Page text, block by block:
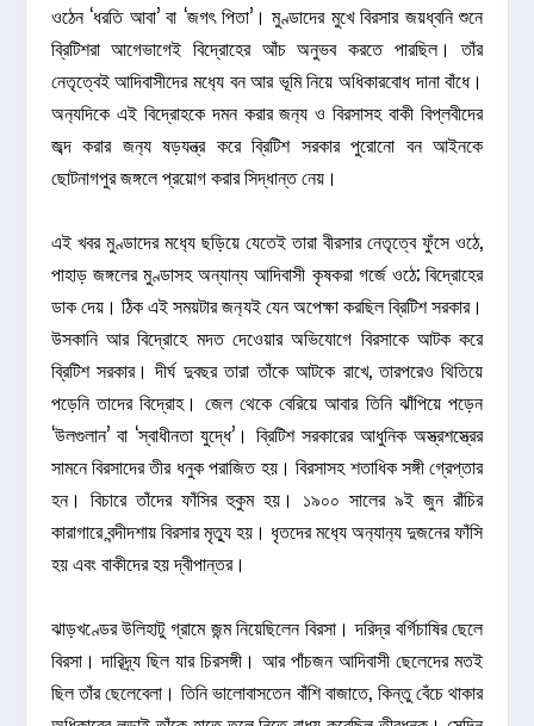
ওঠেন ‘ধরতি আবা’ বা ‘জগৎ পিতা’। মুণ্ডাদের মুখে বিরসার জয়ধ্বনি শুনে
ব্রিটিশরা আগেভাগেই বিদ্রোহের আঁচ অনুভব করতে পারছিল। তাঁর
নেতৃত্বেই আদিবাসীদের মধ্যে বন আর ভূমি নিয়ে অধিকারবোধ দানা বাঁধে।
অন্যদিকে এই বিদ্রোহকে দমন করার জন্য ও বিরসাসহ বাকী বিপ্লবীদের
জব্দ করার জন্য ষড়যন্ত্র করে ব্রিটিশ সরকার পুরোনো বন আইনকে
ছোটনাগপুর জঙ্গলে প্রয়োগ করার সিদ্ধান্ত নেয়।
এই খবর মুণ্ডাদের মধ্যে ছড়িয়ে যেতেই তারা বীরসার নেতৃত্বে ফুঁসে ওঠে,
পাহাড় জঙ্গলের মুণ্ডাসহ অন্যান্য আদিবাসী কৃষকরা গর্জে ওঠে; বিদ্রোহের
ডাক দেয়। ঠিক এই সময়টার জন্যই যেন অপেক্ষা করছিল ব্রিটিশ সরকার।
উসকানি আর বিদ্রোহে মদত দেওেয়ার অভিযোগে বিরসাকে আটক করে
ব্রিটিশ সরকার। দীর্ঘ দুবছর তারা তাঁকে আটকে রাখে, তারপরেও থিতিয়ে
পড়েনি তাদের বিদ্রোহ। জেল থেকে বেরিয়ে আবার তিনি ঝাঁপিয়ে পড়েন
‘উলগুলান’ বা ‘স্বাধীনতা যুদ্ধে’। ব্রিটিশ সরকারের আধুনিক অস্ত্রশস্ত্রের
সামনে বিরসাদের তীর ধনুক পরাজিত হয়। বিরসাসহ শতাধিক সঙ্গী গ্রেপ্তার
হন। বিচারে তাঁদের ফাঁসির হুকুম হয়। ১৯০০ সালের ৯ই জুন রাঁচির
কারাগারে বন্দীদশায় বিরসার মৃত্যু হয়। ধৃতদের মধ্যে অন্যান্য দুজনের ফাঁসি
হয় এবং বাকীদের হয় দ্বীপান্তর।
ঝাড়খণ্ডের উলিহাটু গ্রামে জন্ম নিয়েছিলেন বিরসা। দরিদ্র বর্গিচাষির ছেলে
বিরসা। দারিদ্র্য ছিল যার চিরসঙ্গী। আর পাঁচজন আদিবাসী ছেলেদের মতই
ছিল তাঁর ছেলেবেলা। তিনি ভালোবাসতেন বাঁশি বাজাতে, কিন্তু বেঁচে থাকার